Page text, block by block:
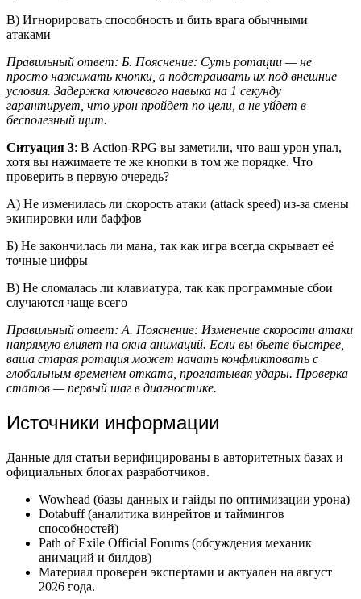
В) Игнорировать способность и бить врага обычными
атаками
Правильный ответ: Б. Пояснение: Суть ротации — не
просто нажимать кнопки, а подстраивать их под внешние
условия. Задержка ключевого навыка на 1 секунду
гарантирует, что урон пройдет по цели, а не уйдет в
бесполезный щит.
Ситуация 3: В Action-RPG вы заметили, что ваш урон упал,
хотя вы нажимаете те же кнопки в том же порядке. Что
проверить в первую очередь?
А) Не изменилась ли скорость атаки (attack speed) из-за смены
экипировки или баффов
Б) Не закончилась ли мана, так как игра всегда скрывает её
точные цифры
В) Не сломалась ли клавиатура, так как программные сбои
случаются чаще всего
Правильный ответ: А. Пояснение: Изменение скорости атаки
напрямую влияет на окна анимаций. Если вы бьете быстрее,
ваша старая ротация может начать конфликтовать с
глобальным временем отката, проглатывая удары. Проверка
статов — первый шаг в диагностике.
Источники информации
Данные для статьи верифицированы в авторитетных базах и
официальных блогах разработчиков.
Wowhead (базы данных и гайды по оптимизации урона)
Dotabuff (аналитика винрейтов и таймингов
способностей)
Path of Exile Official Forums (обсуждения механик
анимаций и билдов)
Материал проверен экспертами и актуален на август
2026 года.
Что такое Руда в играх: понятное определение, примеры и